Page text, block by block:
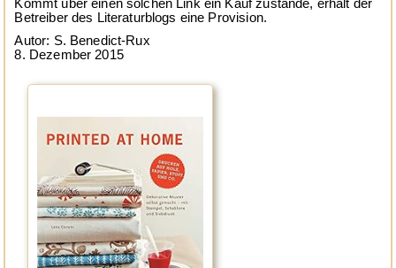
Kommt über einen solchen Link ein Kauf zustande, erhält der
Betreiber des Literaturblogs eine Provision.
Autor: S. Benedict-Rux
8. Dezember 2015